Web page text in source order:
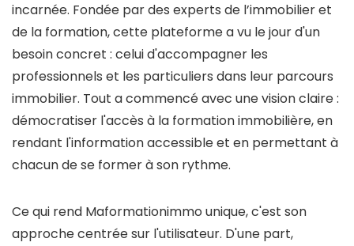
incarnée. Fondée par des experts de l’immobilier et
de la formation, cette plateforme a vu le jour d'un
besoin concret : celui d'accompagner les
professionnels et les particuliers dans leur parcours
immobilier. Tout a commencé avec une vision claire :
démocratiser l'accès à la formation immobilière, en
rendant l'information accessible et en permettant à
chacun de se former à son rythme.
Ce qui rend Maformationimmo unique, c'est son
approche centrée sur l'utilisateur. D'une part,